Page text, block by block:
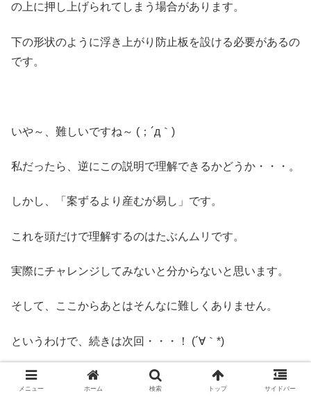
の上に押し上げられてしまう場合があります。
下の形状のように浮き上がり防止板を設ける必要があるの
です。
いや～、難しいですね～ (；´д｀)ゞ
私だったら、逆にこの説明で理解できるかどうか・・・。
しかし、「案ずるより産むが易し」です。
これを頭だけで理解するのはたぶんムリです。
実際にチャレンジしてみないと分からないと思います。
そして、ここからあとはそんなに難しくありません。
というわけで、続きは次回・・・！ (´∀｀*)
今度はお金を入れてガチャ！(ﾟ∀ﾟ) ダンボール箱
で手作り☆コイン式ガチャマシーンの作り方-3-
メニュー ホーム 検索 トップ サイドバー